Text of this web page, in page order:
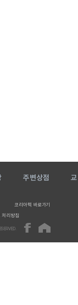
주변상점
코리아텍 바로가기
처리방침